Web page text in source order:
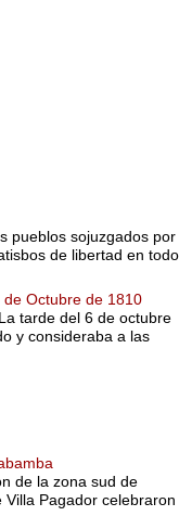
pueblos sojuzgados por
de libertad en todo
Octubre de 1810
tarde del 6 de octubre
y consideraba a las
de la zona sud de
Pagador celebraron